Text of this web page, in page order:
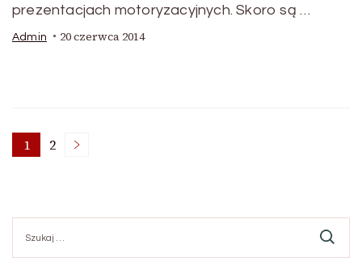
prezentacjach motoryzacyjnych. Skoro są …
Admin 20 czerwca 2014
Stronicowanie
wpisów
Strona
1 Strona
2